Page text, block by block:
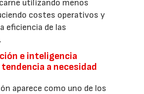
utilizando menos
costes operativos y
eficiencia de las
e inteligencia
a necesidad
aparece como uno de los